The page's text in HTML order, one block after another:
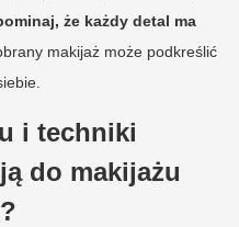
że każdy detal ma
makijaż może podkreślić
i techniki
do makijażu